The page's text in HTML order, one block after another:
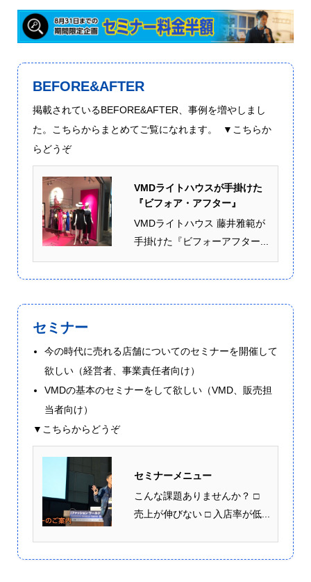
BEFORE&AFTER
掲載されているBEFORE&AFTER、事例を増やしまし
た。こちらからまとめてご覧になれます。 ▼こちらか
らどうぞ
VMDライトハウスが手掛けた
『ビフォア・アフター』
VMDライトハウス 藤井雅範が
手掛けた『ビフォーアフター...
セミナー
今の時代に売れる店舗についてのセミナーを開催して
欲しい（経営者、事業責任者向け）
VMDの基本のセミナーをして欲しい（VMD、販売担
当者向け）
▼こちらからどうぞ
セミナーメニュー
こんな課題ありませんか？ □
売上が伸びない □ 入店率が低...